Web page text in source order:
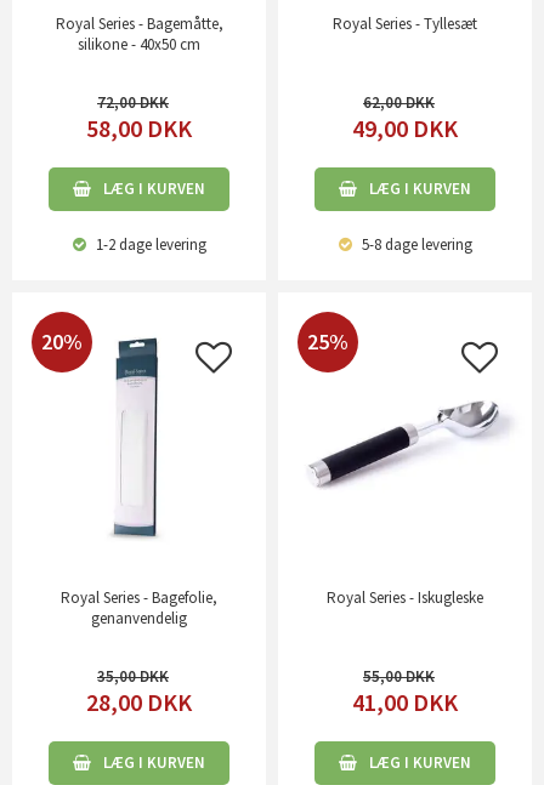
Royal Series - Bagemåtte,
silikone - 40x50 cm
72,00
58,00 DKK
LÆG I KURVEN
1-2 dagelevering
Royal Series - Tyllesæt
62,00
49,00 DKK
LÆG I KURVEN
5-8 dagelevering
20%
Royal Series - Bagefolie,
genanvendelig
35,00
28,00 DKK
LÆG I KURVEN
25%
Royal Series - Iskugleske
55,00
41,00 DKK
LÆG I KURVEN